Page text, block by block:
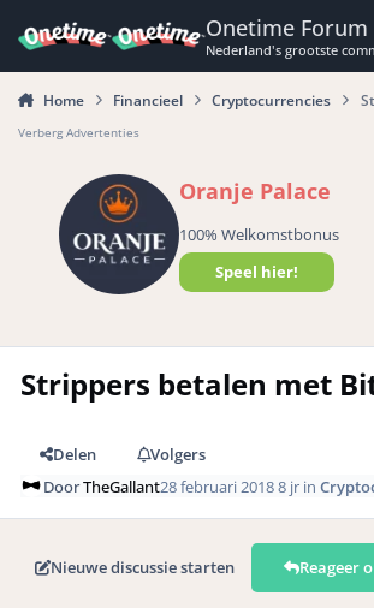
Onetime Forum
Nederland's grootste
Home Financieel Cryptocurrencies
Verberg Advertenties
Oranje Palace
100% Welkomstbonus
Speel hier!
Strippers betalen met
Delen
Volgers
DoorTheGallant28 februari 20188 jr in
Nieuwe discussie starten Reageer